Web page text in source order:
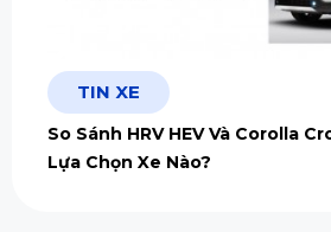
TIN XE
So Sánh HRV HEV Và Corolla
Lựa Chọn Xe Nào?